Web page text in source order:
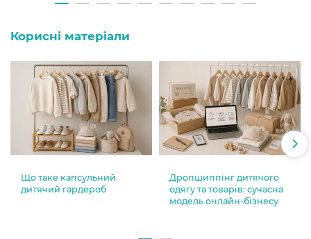
Корисні матеріали
Що таке капсульний
дитячий гардероб
Дропшиппінг дитячого
одягу та товарів: сучасна
модель онлайн-бізнесу